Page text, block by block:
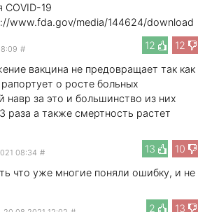
COVID-19
www.fda.gov/media/144624/download
12
12
#
вакцина не предовращает так как
о росте больных
навр за это и большинство из них
раза а также смертность растет
13
10
08:34 #
что уже многие поняли ошибку, и не
2
13